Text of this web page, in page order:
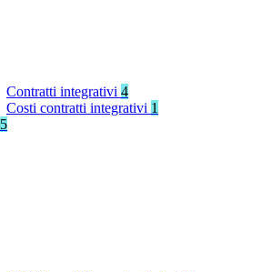
Contratti integrativi 4
Costi contratti integrativi 1
5